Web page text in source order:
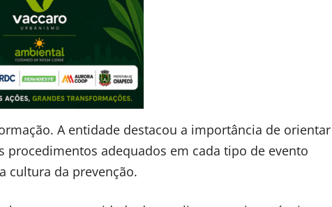
A entidade destacou a importância de orientar
adequados em cada tipo de evento
cultura da prevenção.